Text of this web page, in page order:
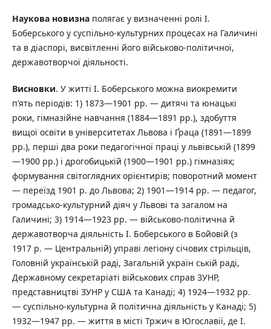
Наукова новизнаполягає у визначенні ролі І.
Боберського у суспільно-культурних процесах на Галичині
та в діаспорі, висвітленні його військово-політичної,
державотворчої діяльності.
Висновки. У житті І. Боберського можна виокремити
п’ять періодів: 1) 1873—1901 рр. — дитячі та юнацькі
роки, гімназійне навчання (1884—1891 рр.), здобуття
вищої освіти в університетах Львова і Ґраца (1891—1899
рр.), перші два роки педагогічної праці у львівській (1899
—1900 рр.) і дрогобицькій (1900—1901 рр.) гімназіях;
формування світоглядних орієнтирів; поворотний момент
— переїзд 1901 р. до Львова; 2) 1901—1914 рр. — педагог,
громадсько-культурний діяч у Львові та загалом на
Галичині; 3) 1914—1923 рр. — військово-політична й
державотворча діяльність І. Боберського в Бойовій (з
1917 р. — Центральній) управі легіону січових стрільців,
Головній українській раді, Загальній україн ській раді,
Державному секретаріаті військових справ ЗУНР,
представництві ЗУНР у США та Канаді; 4) 1924—1932 рр.
— суспільно-культурна й політична діяльність у Канаді; 5)
1932—1947 рр. — життя в місті Тржич в Югославії, де І.